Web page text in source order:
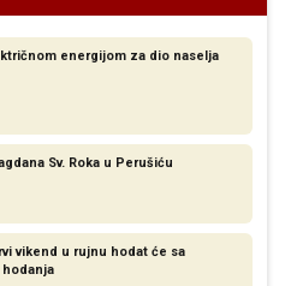
energijom za dio naselja
Sv. Roka u Perušiću
vikend u rujnu hodat će sa